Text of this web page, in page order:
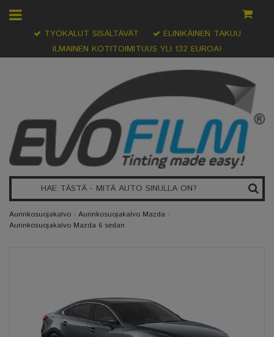
ILMAINEN KOTITOIMITUUS YLI 132 EUROA!
TYÖKALUT SISÄLTÄVÄT ELINIKÄINEN TAKUU
Aurinkosuojakalvo › Aurinkosuojakalvo Mazda ›
Aurinkosuojakalvo Mazda 6 sedan